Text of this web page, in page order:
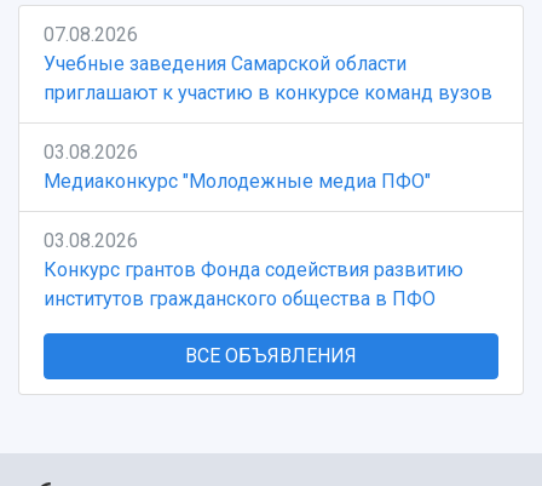
07.08.2026
Учебные заведения Самарской области
приглашают к участию в конкурсе команд вузов
03.08.2026
Медиаконкурс "Молодежные медиа ПФО"
03.08.2026
Конкурс грантов Фонда содействия развитию
институтов гражданского общества в ПФО
ВСЕ ОБЪЯВЛЕНИЯ